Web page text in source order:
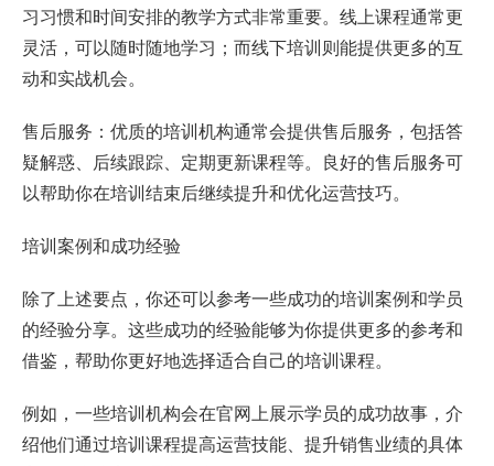
习习惯和时间安排的教学方式非常重要。线上课程通常更
灵活，可以随时随地学习；而线下培训则能提供更多的互
动和实战机会。
售后服务：优质的培训机构通常会提供售后服务，包括答
疑解惑、后续跟踪、定期更新课程等。良好的售后服务可
以帮助你在培训结束后继续提升和优化运营技巧。
培训案例和成功经验
除了上述要点，你还可以参考一些成功的培训案例和学员
的经验分享。这些成功的经验能够为你提供更多的参考和
借鉴，帮助你更好地选择适合自己的培训课程。
例如，一些培训机构会在官网上展示学员的成功故事，介
绍他们通过培训课程提高运营技能、提升销售业绩的具体